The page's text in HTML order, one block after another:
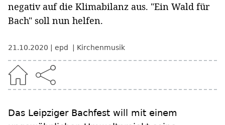
negativ auf die Klimabilanz aus. "Ein Wald für
Bach" soll nun helfen.
21.10.2020 epd Kirchenmusik
Das Leipziger Bachfest will mit einem